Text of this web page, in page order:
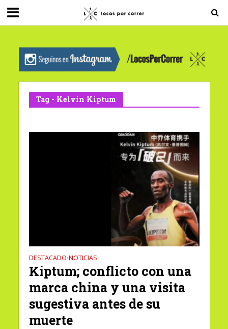
G-0X2PD3RFLV
Tag - Kelvin Kiptum
DESTACADO•NOTICIAS
Kiptum; conflicto con una
marca china y una visita
sugestiva antes de su
muerte